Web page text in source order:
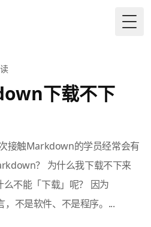
下载不下
接触Markdown的学员经常会有
？ 为什么我下载不下来
不能「下载」呢？ 因为
不是软件、不是程序。...